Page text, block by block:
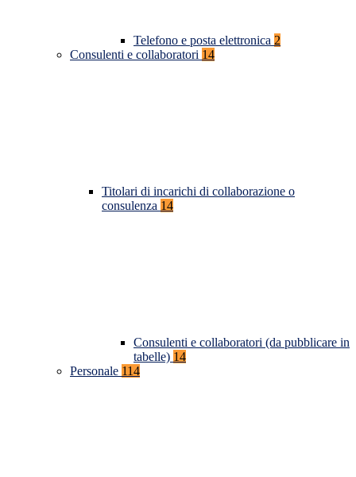
Telefono e posta elettronica 2
Consulenti e collaboratori 14
Titolari di incarichi di collaborazione o
consulenza 14
Consulenti e collaboratori (da pubblicare in
tabelle) 14
Personale 114